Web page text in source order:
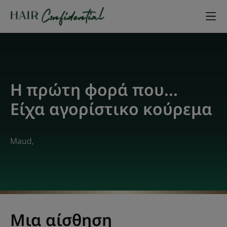
Η πρώτη φορά που...
Είχα αγορίστικο κούρεμα
Maud,
Μια αίσθηση